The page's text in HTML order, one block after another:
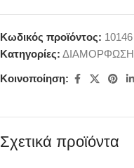
Κωδικός προϊόντος: 10146
Κατηγορίες: ΔΙΑΜΟΡΦΩΣΗ
Κοινοποίηση:
Σχετικά προϊόντα